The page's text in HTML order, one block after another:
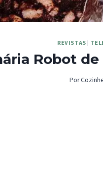
REVISTAS |
Robot de
Por